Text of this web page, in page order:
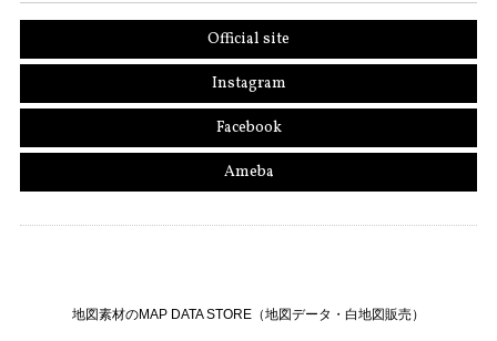
Official site
Instagram
Facebook
Ameba
地図素材のMAP DATA STORE（地図データ・白地図販売）